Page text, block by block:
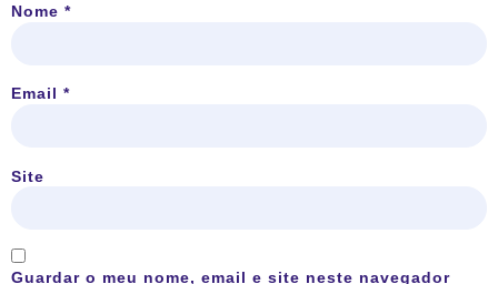
Nome *
Email *
Site
Guardar o meu nome, email e site neste navegador